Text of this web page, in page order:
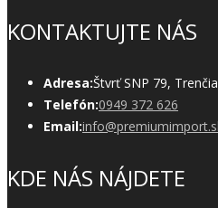
KONTAKTUJTE NÁS
Adresa:Štvrť SNP 79,
Telefón:0949 372 626
Email:
KDE NÁS NÁJDETE